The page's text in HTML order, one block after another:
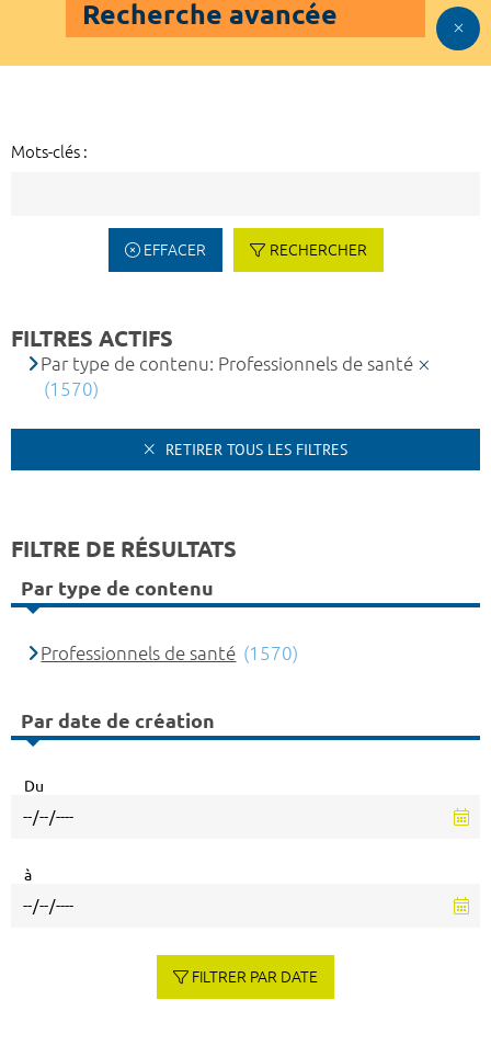
Recherche avancée
Mots-clés :
EFFACER RECHERCHER
FILTRES ACTIFS
Par type de contenu: Professionnels de santé
(1570)
RETIRER TOUS LES FILTRES
FILTRE DE RÉSULTATS
Par type de contenu
Professionnels de santé (1570)
Par date de création
Du
à
FILTRER PAR DATE